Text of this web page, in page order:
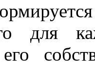
для